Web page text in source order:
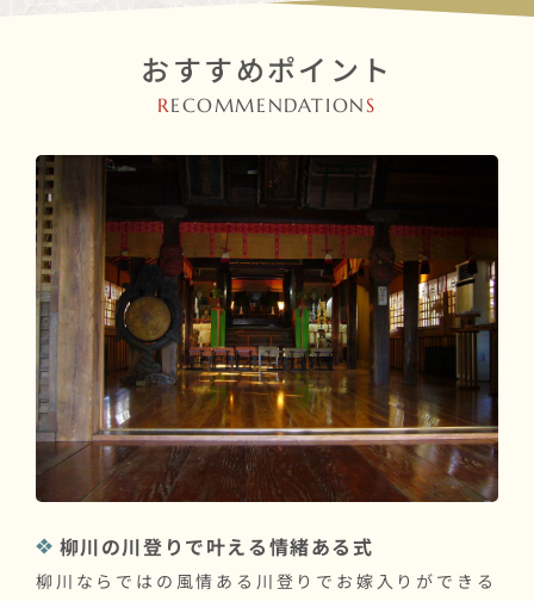
おすすめポイント
RECOMMENDATION S
柳川の川登りで叶える情緒ある式
柳川ならではの風情ある川登りでお嫁入りができる